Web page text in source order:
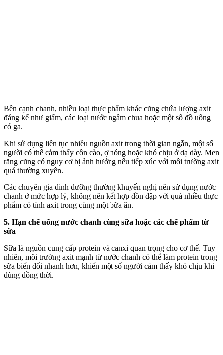
Bên cạnh chanh, nhiều loại thực phẩm khác cũng chứa lượng axit
đáng kể như giấm, các loại nước ngâm chua hoặc một số đồ uống
có ga.
Khi sử dụng liên tục nhiều nguồn axit trong thời gian ngắn, một số
người có thể cảm thấy cồn cào, ợ nóng hoặc khó chịu ở dạ dày. Men
răng cũng có nguy cơ bị ảnh hưởng nếu tiếp xúc với môi trường axit
quá thường xuyên.
Các chuyên gia dinh dưỡng thường khuyến nghị nên sử dụng nước
chanh ở mức hợp lý, không nên kết hợp dồn dập với quá nhiều thực
phẩm có tính axit trong cùng một bữa ăn.
5. Hạn chế uống nước chanh cùng sữa hoặc các chế phẩm từ
sữa
Sữa là nguồn cung cấp protein và canxi quan trọng cho c‌ơ th‌ể. Tuy
nhiên, môi trường axit mạnh từ nước chanh có thể làm protein trong
sữa biến đổi nhanh hơn, khiến một số người cảm thấy khó chịu khi
dùng đồng thời.